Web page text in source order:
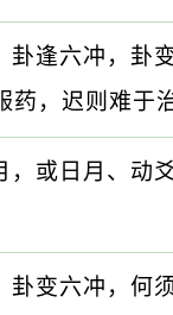
逢六冲，卦
，迟则难于
或日月、动
变六冲，何